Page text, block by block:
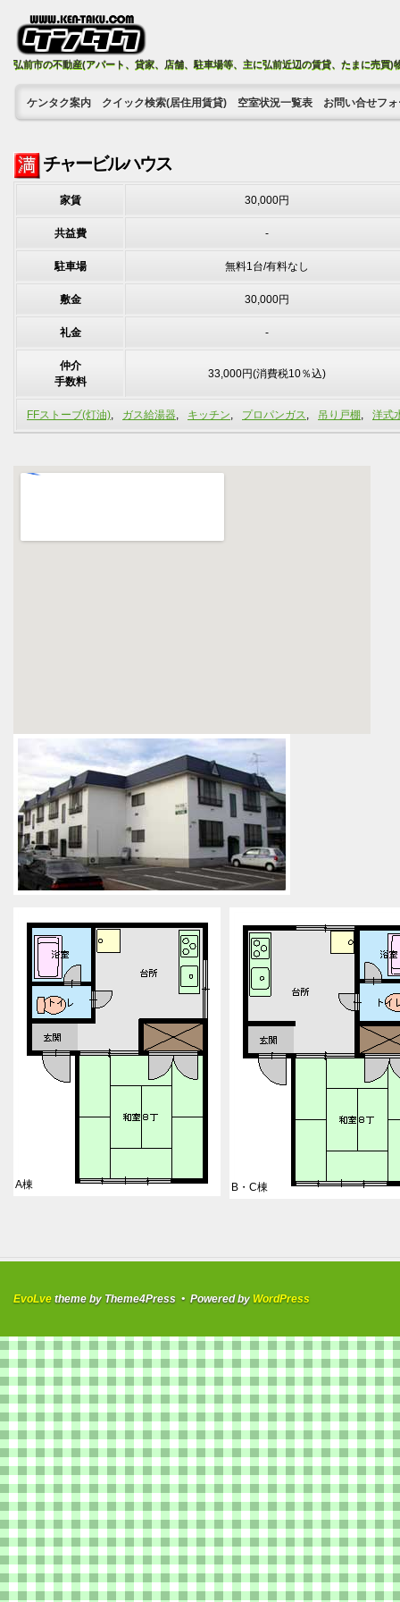
弘前市の不動産(アパート、貸家、店舗、駐車場等、主に弘前近辺の賃貸、たまに売買)
ケンタク案内 クイック検索(居住用賃貸) 空室状況一覧表 お問い合せフ
チャービルハウス
家賃 30,000円
共益費 -
駐車場 無料1台/有料なし
敷金 30,000円
礼金 -
仲介
手数料
33,000円(消費税10％込)
FFストーブ(灯油), ガス給湯器, キッチン, プロパンガス, 吊り戸棚, 洋式
A棟 B・C棟
EvoLve theme by Theme4Press • Powered by WordPress